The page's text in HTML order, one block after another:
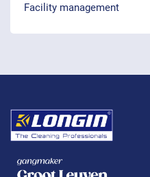
Facility management